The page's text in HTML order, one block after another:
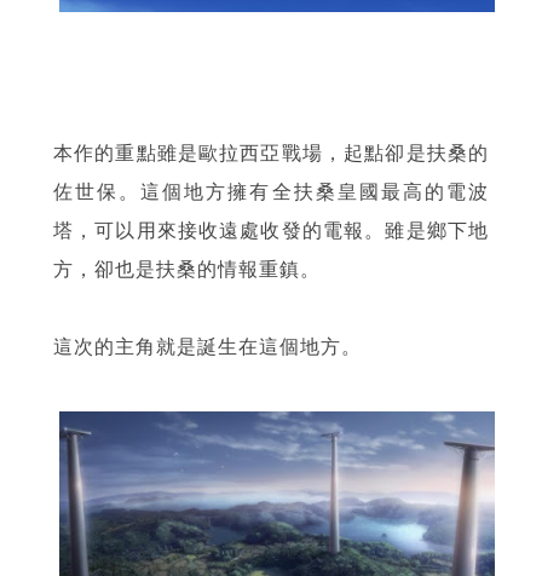
本作的重點雖是歐拉西亞戰場，起點卻是扶桑的
佐世保。這個地方擁有全扶桑皇國最高的電波
塔，可以用來接收遠處收發的電報。雖是鄉下地
方，卻也是扶桑的情報重鎮。
這次的主角就是誕生在這個地方。